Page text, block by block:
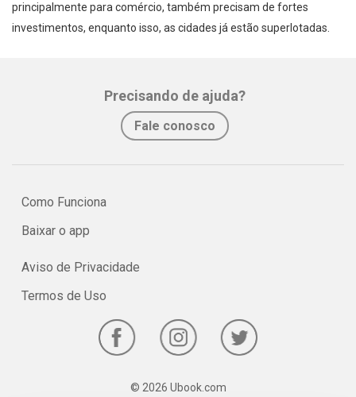
principalmente para comércio, também precisam de fortes
investimentos, enquanto isso, as cidades já estão superlotadas.
Precisando de ajuda?
Fale conosco
Como Funciona
Baixar o app
Aviso de Privacidade
Termos de Uso
© 2026 Ubook.com